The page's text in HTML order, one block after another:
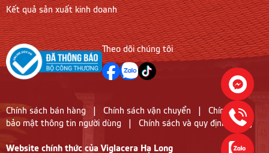
Kết quả sản xuất kinh doanh
Theo dõi chúng tôi
Chính sách bán hàng Chính sách vận chuyển
Chính sách
bảo mật thông tin người dùng
Chính sách và quy định chung
Website chính thức của Viglacera Hạ Long